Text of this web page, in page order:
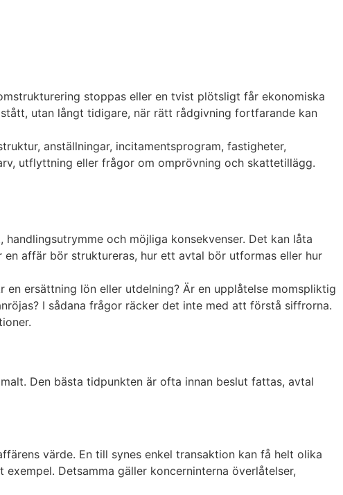
stoppas eller en tvist plötsligt får ekonomiska
utan långt tidigare, när rätt rådgivning fortfarande kan
anställningar, incitamentsprogram, fastigheter,
utflyttning eller frågor om omprövning och skattetillägg.
och möjliga konsekvenser. Det kan låta
affär bör struktureras, hur ett avtal bör utformas eller hur
ersättning lön eller utdelning? Är en upplåtelse momspliktig
I sådana frågor räcker det inte med att förstå siffrorna.
Den bästa tidpunkten är ofta innan beslut fattas, avtal
värde. En till synes enkel transaktion kan få helt olika
Detsamma gäller koncerninterna överlåtelser,